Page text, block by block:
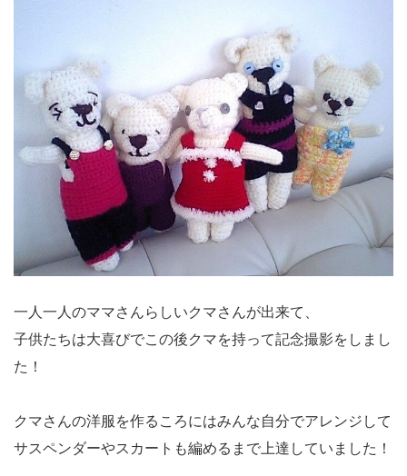
一人一人のママさんらしいクマさんが出来て、
子供たちは大喜びでこの後クマを持って記念撮影をしまし
た！
クマさんの洋服を作るころにはみんな自分でアレンジして
サスペンダーやスカートも編めるまで上達していました！